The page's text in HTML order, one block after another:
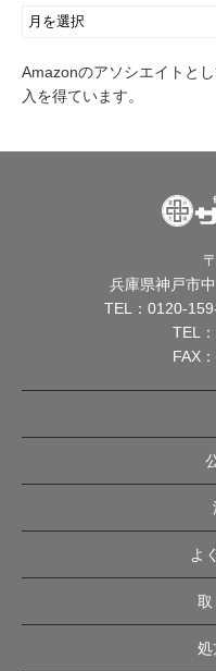
Amazonのアソシエイトと
入を得ています。
兵庫県神戸市
TEL： 0120-
TEL：
FAX
よ
取
処